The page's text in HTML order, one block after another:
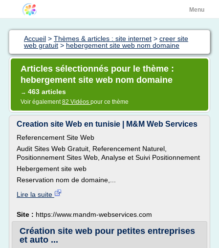
Menu
Accueil > Thèmes & articles : site internet > creer site
web gratuit > hebergement site web nom domaine
Articles sélectionnés pour le thème :
hebergement site web nom domaine
→ 463 articles
Voir également82 Vidéos pour ce thème
Creation site Web en tunisie | M&M Web Services
Referencement Site Web
Audit Sites Web Gratuit, Referencement Naturel,
Positionnement Sites Web, Analyse et Suivi Positionnement
Hebergement site web
Reservation nom de domaine,...
Lire la suite
Site : https://www.mandm-webservices.com
Création site web pour petites entreprises
et auto ...